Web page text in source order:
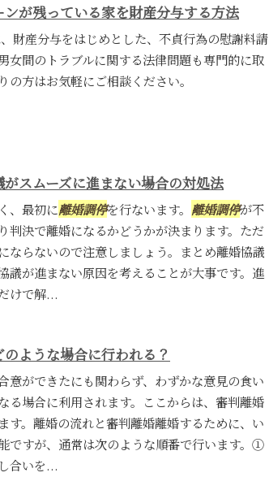
ンが残っている家を財産分与する方法
財産分与をはじめとした、不貞行為の慰謝料請
女間のトラブルに関する法律問題も専門的に取
の方はお気軽にご相談ください。
がスムーズに進まない場合の対処法
、最初に離婚調停を行ないます。 離婚調停が不
判決で離婚になるかどうかが決まります。ただ
ならないので注意しましょう。まとめ離婚協議
議が進まない原因を考えることが大事です。進
けで解...
ような場合に行われる？
意ができたにも関わらず、わずかな意見の食い
る場合に利用されます。ここからは、審判離婚
す。離婚の流れと審判離婚離婚するために、い
ですが、通常は次のような順番で行います。①
合いを...